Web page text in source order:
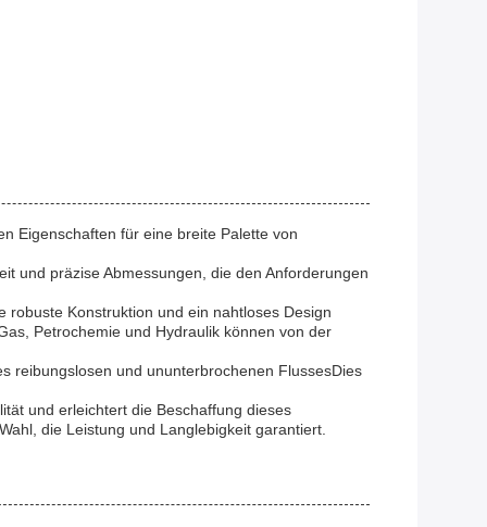
Eigenschaften für eine breite Palette von
und präzise Abmessungen, die den Anforderungen
robuste Konstruktion und ein nahtloses Design
Petrochemie und Hydraulik können von der
reibungslosen und ununterbrochenen FlussesDies
und erleichtert die Beschaffung dieses
die Leistung und Langlebigkeit garantiert.